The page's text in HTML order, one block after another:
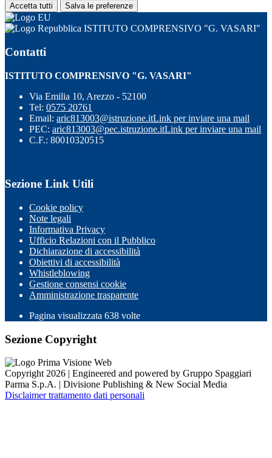
Accetta tutti Salva le preferenze
ISTITUTO COMPRENSIVO "G. VASARI"
Contatti
ISTITUTO COMPRENSIVO "G. VASARI"
Via Emilia 10, Arezzo - 52100
Tel: 0575 20761
Email: aric813003@istruzione.itLink per inviare una mail
PEC: aric813003@pec.istruzione.itLink per inviare una mail
C.F.: 80010320515
Sezione Link Utili
Cookie policy
Note legali
Informativa Privacy
Ufficio Relazioni con il Pubblico
Dichiarazione di accessibilità
Obiettivi di accessibilità
Whistleblowing
Gestione consensi cookie
Amministrazione trasparente
Pagina visualizzata 638 volte
Sezione Copyright
Copyright 2026 | Engineered and powered by Gruppo Spaggiari
Parma S.p.A. | Divisione Publishing & New Social Media
Disclaimer trattamento dati personali